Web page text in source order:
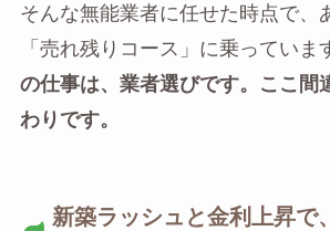
そんな無能業者に任せた時点で、
「売れ残りコース」に乗っていま
の仕事は、業者選びです。ここ間
わりです。
新築ラッシュと金利上昇で